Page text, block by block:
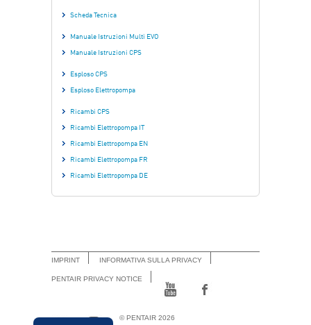
Scheda Tecnica
Manuale Istruzioni Multi EVO
Manuale Istruzioni CPS
Esploso CPS
Esploso Elettropompa
Ricambi CPS
Ricambi Elettropompa IT
Ricambi Elettropompa EN
Ricambi Elettropompa FR
Ricambi Elettropompa DE
IMPRINT INFORMATIVA SULLA PRIVACY
PENTAIR PRIVACY NOTICE
© PENTAIR 2026